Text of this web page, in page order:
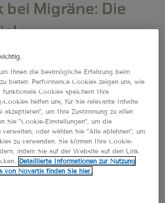
bei Migräne: Die
Biofeedback gibt es
Stress, Burnout,
Depressionen und
sowie eben auch
und Migräne.
übergeordnete Ziel der
der
gezielte Entspannung
Ihnen die bestmögliche Erfahrung beim
bieten: Performance Cookies zeigen uns, wie
funktionale Cookies speichern Ihre
Cookies helfen uns, für Sie relevante Inhalte
akzeptieren", um Ihre Zustimmung zu allen
Sie "Cookie-Einstellungen", um die
verwalten, oder wählen Sie "Alle ablehnen", um
zu verwenden. Sie können Ihre Cookie-
indem Sie auf der Website auf den Link
Detaillierte Informationen zur Nutzung
von Novartis finden Sie hier.